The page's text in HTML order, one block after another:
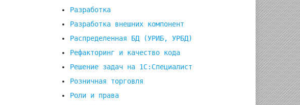
Разработка
Разработка внешних компонент
Распределенная БД (УРИБ, УРБД)
Рефакторинг и качество кода
Решение задач на 1С:Специалист
Розничная торговля
Роли и права